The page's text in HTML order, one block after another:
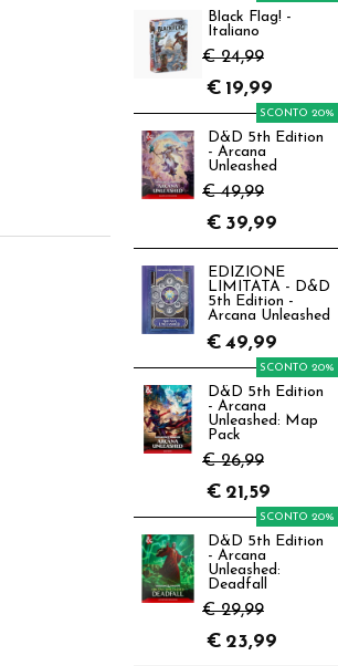
Black Flag! -
Italiano
€ 24,99
€ 19,99
D&D 5th Edition
- Arcana
Unleashed
€ 49,99
SCONTO 20%
€ 39,99
EDIZIONE
LIMITATA - D&D
5th Edition -
Arcana Unleashed
€ 49,99
D&D 5th Edition
- Arcana
Unleashed: Map
Pack
€ 26,99
SCONTO 20%
€ 21,59
D&D 5th Edition
- Arcana
Unleashed:
Deadfall
€ 29,99
SCONTO 20%
€ 23,99